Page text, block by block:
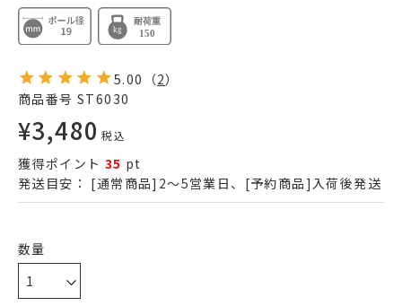
5.00 （2）
商品番号 ST6030
¥3,480 税込
獲得ポイント 35 pt
発送目安： [通常商品]2～5営業日、[予約商品]入荷後発送